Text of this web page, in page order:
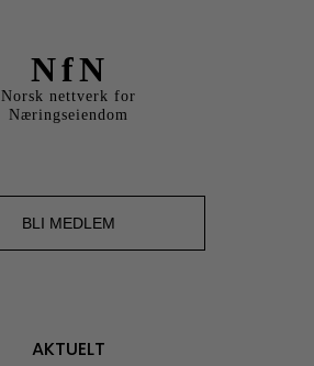
NfN
Norsk nettverk for
Næringseiendom
BLI MEDLEM
AKTUELT